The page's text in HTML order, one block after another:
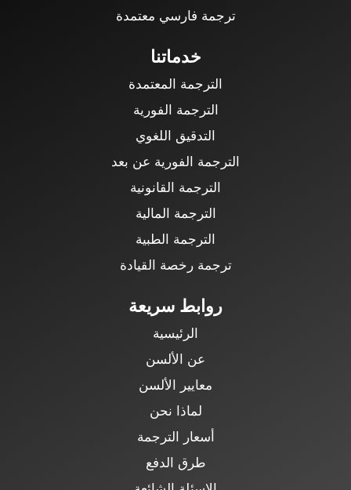
ترجمة فارسي معتمدة
خدماتنا
الترجمة المعتمدة
الترجمة الفورية
التدقيق اللغوي
الترجمة الفورية عن بعد
الترجمة القانونية
الترجمة المالية
الترجمة الطبية
ترجمة رخصة القيادة
روابط سريعة
الرئيسية
عن الألسن
معايير الألسن
لماذا نحن
أسعار الترجمة
طرق الدفع